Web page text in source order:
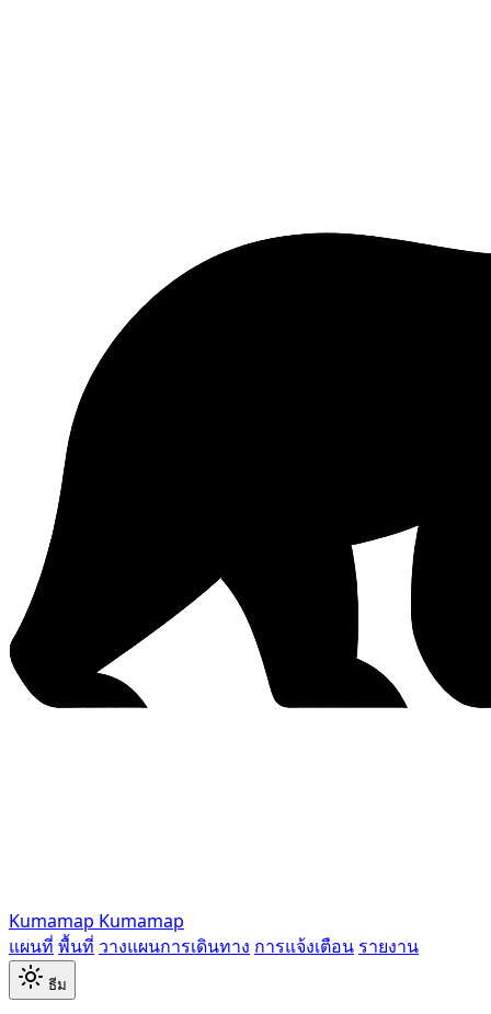
Kumamap Kumamap
แผนที่ พื้นที่ วางแผนการเดินทาง การแจ้งเตือน รายงาน
ธีม